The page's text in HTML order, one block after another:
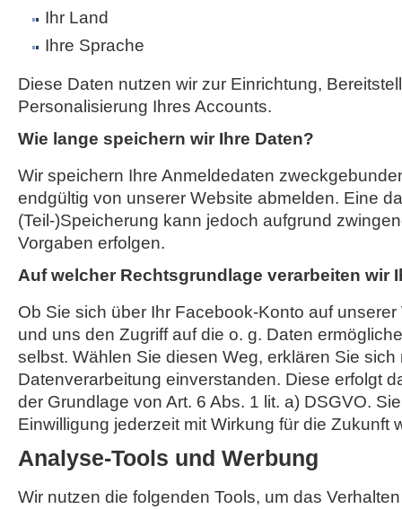
Ihr Land
Ihre Sprache
Diese Daten nutzen wir zur Einrichtung,
Personalisierung Ihres Accounts.
Wie lange speichern wir Ihre Daten?
Wir speichern Ihre Anmeldedaten
endgültig von unserer Website abmelden. Eine
(Teil-)Speicherung kann jedoch aufgrund
Vorgaben erfolgen.
Auf welcher Rechtsgrundlage verarbeiten wir
Ob Sie sich über Ihr Facebook-Konto auf
und uns den Zugriff auf die o. g. Daten
selbst. Wählen Sie diesen Weg, erklären Sie sich
Datenverarbeitung einverstanden. Diese erfolgt
der Grundlage von Art. 6 Abs. 1 lit. a) DSGVO.
Einwilligung jederzeit mit Wirkung für die Zukunft
Analyse-Tools und Werbung
Wir nutzen die folgenden Tools, um das